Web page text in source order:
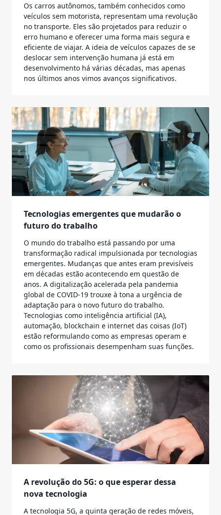
Os carros autônomos, também conhecidos como
veículos sem motorista, representam uma revolução
no transporte. Eles são projetados para reduzir o
erro humano e oferecer uma forma mais segura e
eficiente de viajar. A ideia de veículos capazes de se
deslocar sem intervenção humana já está em
desenvolvimento há várias décadas, mas apenas
nos últimos anos vimos avanços significativos.
Tecnologias emergentes que mudarão o
futuro do trabalho
O mundo do trabalho está passando por uma
transformação radical impulsionada por tecnologias
emergentes. Mudanças que antes eram previsíveis
em décadas estão acontecendo em questão de
anos. A digitalização acelerada pela pandemia
global de COVID-19 trouxe à tona a urgência de
adaptação para o novo futuro do trabalho.
Tecnologias como inteligência artificial (IA),
automação, blockchain e internet das coisas (IoT)
estão reformulando como as empresas operam e
como os profissionais desempenham suas funções.
A revolução do 5G: o que esperar dessa
nova tecnologia
A tecnologia 5G, a quinta geração de redes móveis,